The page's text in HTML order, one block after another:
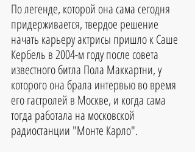
По легенде, которой она сама сегодня
придерживается, твердое решение
начать карьеру актрисы пришло к Саше
Кербель в 2004-м году после совета
известного битла Пола Маккартни, у
которого она брала интервью во время
его гастролей в Москве, и когда сама
тогда работала на московской
радиостанции "Монте Карло".